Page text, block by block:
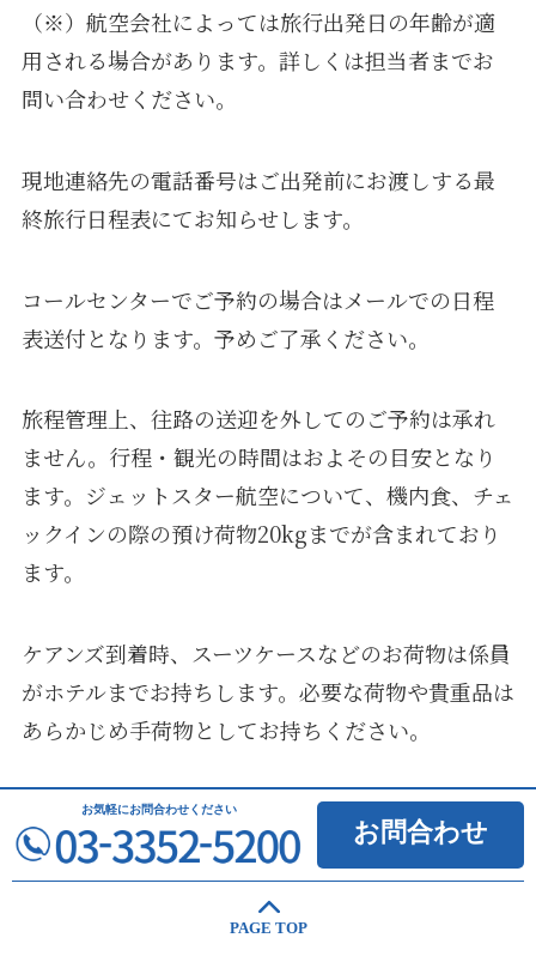
（※）航空会社によっては旅行出発日の年齢が適
用される場合があります。詳しくは担当者までお
問い合わせください。
現地連絡先の電話番号はご出発前にお渡しする最
終旅行日程表にてお知らせします。
コールセンターでご予約の場合はメールでの日程
表送付となります。予めご了承ください。
旅程管理上、往路の送迎を外してのご予約は承れ
ません。行程・観光の時間はおよその目安となり
ます。ジェットスター航空について、機内食、チェ
ックインの際の預け荷物20kgまでが含まれており
ます。
ケアンズ到着時、スーツケースなどのお荷物は係員
がホテルまでお持ちします。必要な荷物や貴重品は
あらかじめ手荷物としてお持ちください。
[ホテルについて]
ご利用のホテルの中には、バスタブがなくシャワ
ーのみの客室となるホテルや一部改装中のホテルが
お気軽にお問合わせください
お問合わせ
PAGE TOP